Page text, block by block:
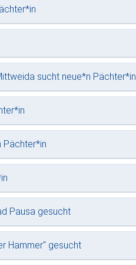
sucht neue*n Pächter*in
Pächter*in
Pausa gesucht
Hammer" gesucht